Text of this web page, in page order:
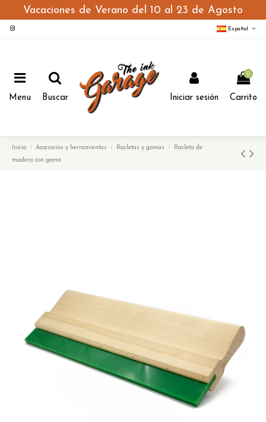
Vacaciones de Verano del 10 al 23 de Agosto
Español
Menu Buscar Iniciar sesión
0
Carrito
Inicio Accesorios y herramientas Racletas y gomas
Racleta de
madera con goma